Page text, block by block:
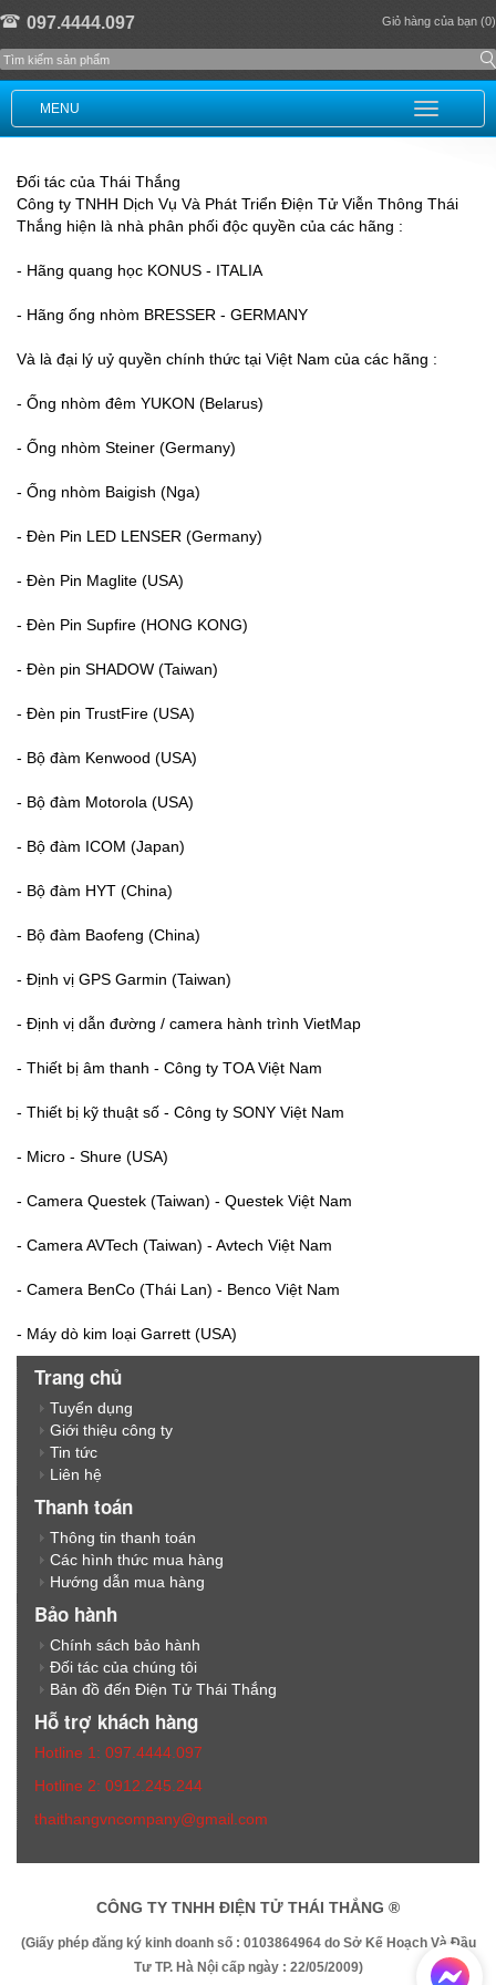
097.4444.097 Giỏ hàng của bạn (0)
MENU
Đối tác của Thái Thắng
Công ty TNHH Dịch Vụ Và Phát Triển Điện Tử Viễn Thông Thái
Thắng hiện là nhà phân phối độc quyền của các hãng :
- Hãng quang học KONUS - ITALIA
- Hãng ống nhòm BRESSER - GERMANY
Và là đại lý uỷ quyền chính thức tại Việt Nam của các hãng :
- Ống nhòm đêm YUKON (Belarus)
- Ống nhòm Steiner (Germany)
- Ống nhòm Baigish (Nga)
- Đèn Pin LED LENSER (Germany)
- Đèn Pin Maglite (USA)
- Đèn Pin Supfire (HONG KONG)
- Đèn pin SHADOW (Taiwan)
- Đèn pin TrustFire (USA)
- Bộ đàm Kenwood (USA)
- Bộ đàm Motorola (USA)
- Bộ đàm ICOM (Japan)
- Bộ đàm HYT (China)
- Bộ đàm Baofeng (China)
- Định vị GPS Garmin (Taiwan)
- Định vị dẫn đường / camera hành trình VietMap
- Thiết bị âm thanh - Công ty TOA Việt Nam
- Thiết bị kỹ thuật số - Công ty SONY Việt Nam
- Micro - Shure (USA)
- Camera Questek (Taiwan) - Questek Việt Nam
- Camera AVTech (Taiwan) - Avtech Việt Nam
- Camera BenCo (Thái Lan) - Benco Việt Nam
- Máy dò kim loại Garrett (USA)
Trang chủ
Tuyển dụng
Giới thiệu công ty
Tin tức
Liên hệ
Thanh toán
Thông tin thanh toán
Các hình thức mua hàng
Hướng dẫn mua hàng
Bảo hành
Chính sách bảo hành
Đối tác của chúng tôi
Bản đồ đến Điện Tử Thái Thắng
Hỗ trợ khách hàng
Hotline 1: 097.4444.097
Hotline 2: 0912.245.244
thaithangvncompany@gmail.com
CÔNG TY TNHH ĐIỆN TỬ THÁI THẮNG ®
(Giấy phép đăng ký kinh doanh số : 0103864964 do Sở Kế Hoạch Và Đầu
Tư TP. Hà Nội cấp ngày : 22/05/2009)